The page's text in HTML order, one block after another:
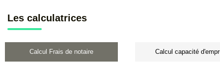
Les calculatrices
Calcul Frais de notaire Calcul capacité